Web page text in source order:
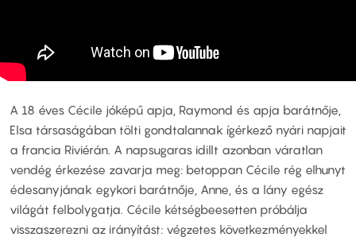
A 18 éves Cécile jóképű apja, Raymond és apja barátnője,
Elsa társaságában tölti gondtalannak ígérkező nyári napjait
a francia Riviérán. A napsugaras idillt azonban váratlan
vendég érkezése zavarja meg: betoppan Cécile rég elhunyt
édesanyjának egykori barátnője, Anne, és a lány egész
világát felbolygatja. Cécile kétségbeesetten próbálja
visszaszerezni az irányítást: végzetes következményekkel